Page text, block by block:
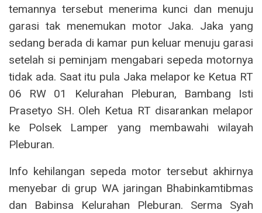
temannya tersebut menerima kunci dan menuju
garasi tak menemukan motor Jaka. Jaka yang
sedang berada di kamar pun keluar menuju garasi
setelah si peminjam mengabari sepeda motornya
tidak ada. Saat itu pula Jaka melapor ke Ketua RT
06 RW 01 Kelurahan Pleburan, Bambang Isti
Prasetyo SH. Oleh Ketua RT disarankan melapor
ke Polsek Lamper yang membawahi wilayah
Pleburan.
Info kehilangan sepeda motor tersebut akhirnya
menyebar di grup WA jaringan Bhabinkamtibmas
dan Babinsa Kelurahan Pleburan. Serma Syah